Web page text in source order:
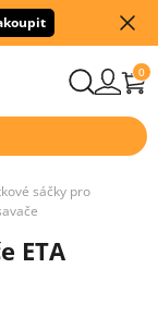
0
sáčky pro
ETA